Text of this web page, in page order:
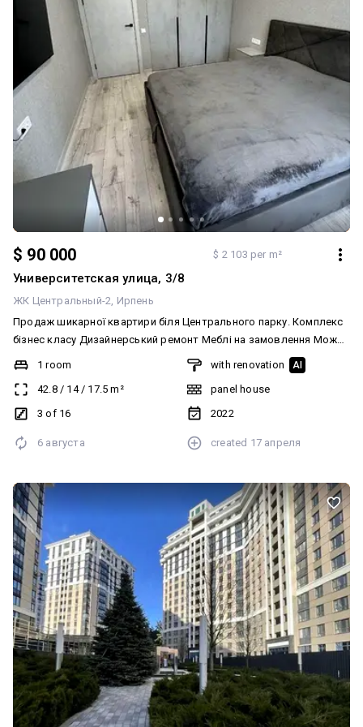
$ 90 000 $ 2 103 per m²
Университетская улица, 3/8
ЖК Центральный-2 Ирпень
Продаж шикарної квартири біля Центрального парку. Комплекс
бізнес класу Дизайнерський ремонт Меблі на замовлення Можна
під Сертифікат єВідновлення Продаж без комісії для покупця
Для запису на перегляд телефонуйте
1 room
42.8/ 14/ 17.5 m²
3 of 16
with renovation AI
panel house
2022
6 августа created 17 апреля